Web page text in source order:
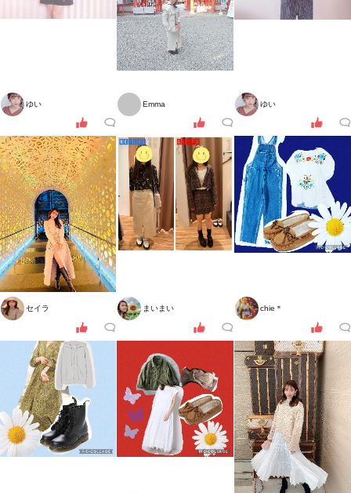
ゆい Emma ゆい
セイラ まいまい chie＊